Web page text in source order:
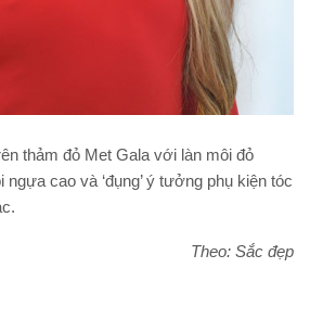
thảm đỏ Met Gala với làn môi đỏ
cao và ‘đụng’ ý tưởng phụ kiện tóc
Theo: Sắc đẹp